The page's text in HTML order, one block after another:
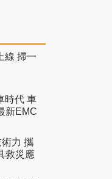
線 掃一
時代 車
新EMC
力 攜
救災應